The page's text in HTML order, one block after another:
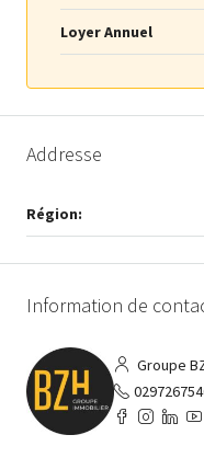
Loyer Annuel
Addresse
Région:
Information de
Groupe